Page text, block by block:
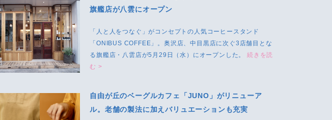
旗艦店が八雲にオープン
「人と人をつなぐ」がコンセプトの人気コーヒースタンド
「ONIBUS COFFEE」。奥沢店、中目黒店に次ぐ3店舗目とな
る旗艦店・八雲店が5月29日（水）にオープンした。続きを読
む >
自由が丘のベーグルカフェ「JUNO」がリニューア
ル。老舗の製法に加えバリュエーションも充実